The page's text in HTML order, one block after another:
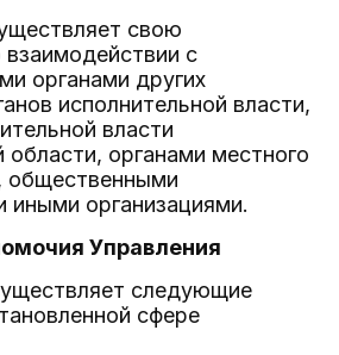
свою
с
органами других
исполнительной власти,
власти
области, органами местного
общественными
иными организациями.
Управления
следующие
сфере